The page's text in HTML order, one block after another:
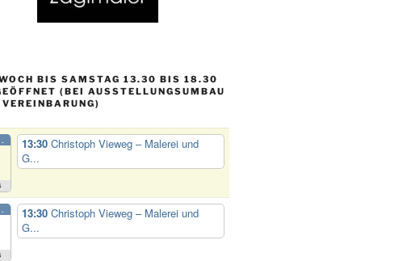
BIS SAMSTAG 13.30 BIS 18.30
(BEI AUSSTELLUNGSUMBAU
VEREINBARUNG)
13:30Christoph Vieweg – Malerei und
G...
13:30Christoph Vieweg – Malerei und
G...